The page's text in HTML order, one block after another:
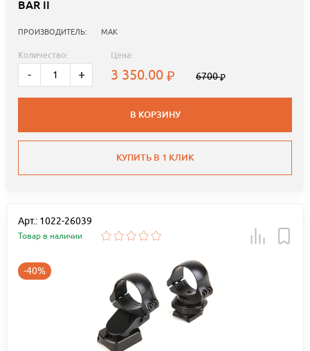
BAR II
ПРОИЗВОДИТЕЛЬ: MAK
Количество:
- +
Цена:
3 350.00 6700
В КОРЗИНУ
КУПИТЬ В 1 КЛИК
Арт.: 1022-26039
Товар в наличии
-40%